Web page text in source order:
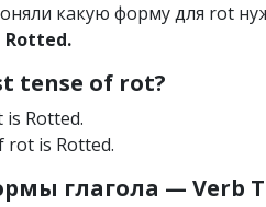
какую форму для rot
tense of rot?
Rotted.
rot is Rotted.
глагола — Verb